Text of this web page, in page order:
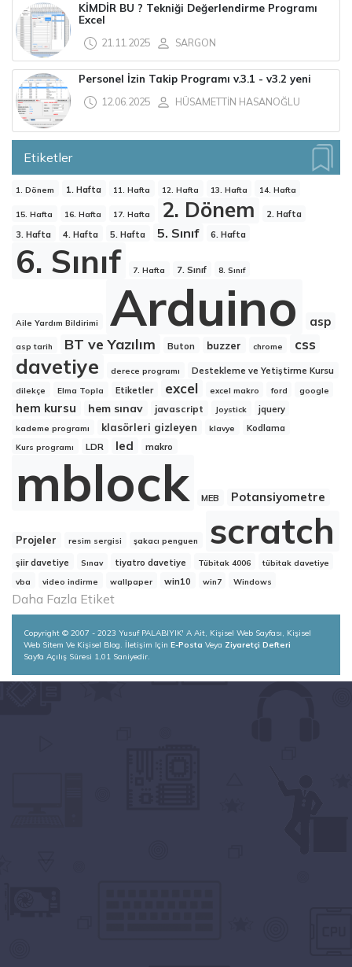
KİMDİR BU ? Tekniği Değerlendirme Programı
Excel
21.11.2025
SARGON
Personel İzin Takip Programı v.3.1 - v3.2 yeni
12.06.2025
HÜSAMETTİN HASANOĞLU
Etiketler
1. Dönem 1. Hafta 11. Hafta 12. Hafta 13. Hafta 14. Hafta
15. Hafta 16. Hafta 17. Hafta 2. Dönem
2. Hafta
3. Hafta
4. Hafta 5. Hafta 5. Sınıf 6. Hafta
6. Sınıf 7. Hafta 7. Sınıf 8. Sınıf
Aile Yardım Bildirimi Arduino asp
asp tarih BT ve Yazılım Buton buzzer chrome css
davetiye derece programı Destekleme ve Yetiştirme Kursu
dilekçe Elma Topla Etiketler excel excel makro ford google
hem kursu hem sınav javascript Joystick jquery
kademe programı klasörleri gizleyen klavye Kodlama
Kurs programı LDR led makro
mblock MEB Potansiyometre
Projeler resim sergisi şakacı penguen scratch
şiir davetiye Sınav tiyatro davetiye Tübitak 4006
tübitak davetiye
vba
video indirme wallpaper win10 win7 Windows
Daha Fazla Etiket
Copyright © 2007 - 2023 Yusuf PALABIYIK' A Ait, Kişisel Web Sayfası, Kişisel
Web Sitem Ve Kişisel Blog. İletişim Için E-Posta Veya Ziyaretçi Defteri
Sayfa Açılış Süresi 1,01 Saniyedir.